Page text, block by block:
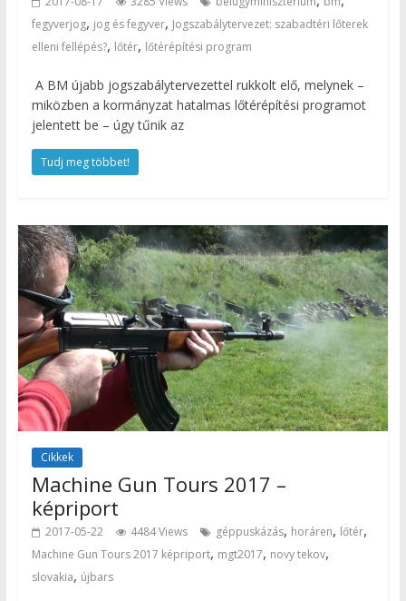
fegyverjog, jog és fegyver, Jogszabálytervezet: szabadtéri lőterek
elleni fellépés?, lőtér, lőtérépítési program
A BM újabb jogszabálytervezettel rukkolt elő, melynek –
miközben a kormányzat hatalmas lőtérépítési programot
jelentett be – úgy tűnik az
Tudj meg többet!
Cikkek
Machine Gun Tours 2017 –
képriport
2017-05-22 4484 Views géppuskázás, horáren, lőtér,
Machine Gun Tours 2017 képriport, mgt2017, novy tekov,
slovakia, újbars